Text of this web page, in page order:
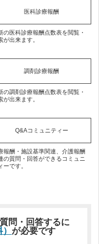
医科診療報酬
の医科診療報酬点数表を閲覧・
が出来ます。
調剤診療報酬
の調剤診療報酬点数表を閲覧・
が出来ます。
Q&Aコミュニティー
報酬・施設基準関連、介護報酬
の質問・回答ができるコミュニ
ーです。
問・回答するに
が必要です